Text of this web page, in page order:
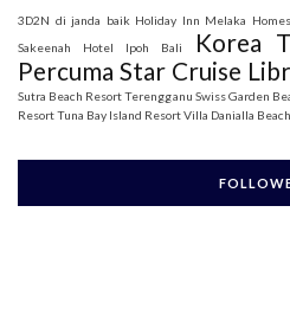
3D2N di janda baik Holiday Inn Melaka
Sakeenah
Hotel Ipoh Bali Korea
Percuma Star Cruise
Sutra Beach Resort Terengganu Swiss Garden
ResortTuna Bay Island ResortVilla Danialla